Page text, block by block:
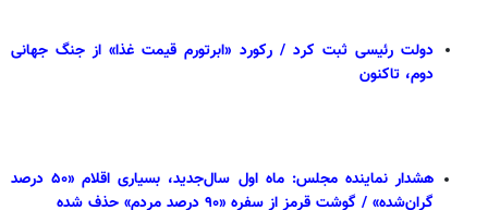
دولت رئیسی ثبت کرد / رکورد «ابرتورم قیمت غذا» از جنگ جهانی
دوم، تاکنون
هشدار نماینده مجلس: ماه اول سال‌جدید، بسیاری اقلام «۵۰ درصد
گران‌شده» / گوشت قرمز از سفره «۹۰ درصد مردم» حذف شده